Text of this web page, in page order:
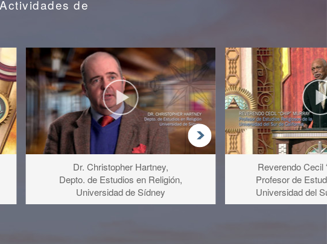
de
Dr. Christopher Hartney,
Depto. de Estudios en Religión,
Universidad de Sídney
Reverendo Cecil
Profesor de
Universidad del